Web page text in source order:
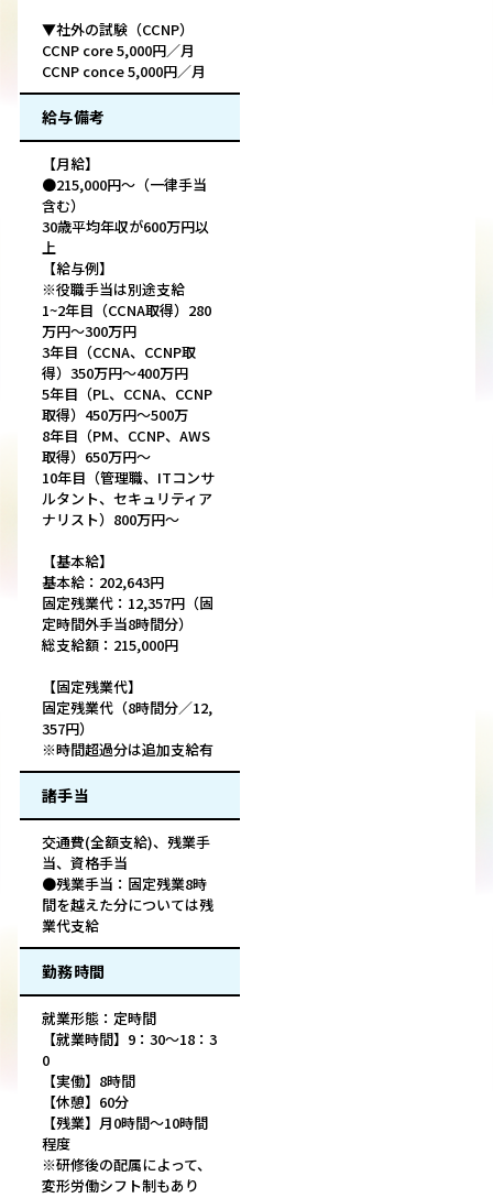
▼社外の試験（CCNP）
CCNP core 5,000円／月
CCNP conce 5,000円／月
給与備考
【月給】
●215,000円～（一律手当
含む）
30歳平均年収が600万円以
上
【給与例】
※役職手当は別途支給
1~2年目（CCNA取得）280
万円～300万円
3年目（CCNA、CCNP取
得）350万円〜400万円
5年目（PL、CCNA、CCNP
取得）450万円〜500万
8年目（PM、CCNP、AWS
取得）650万円〜
10年目（管理職、ITコンサ
ルタント、セキュリティア
ナリスト）800万円〜
【基本給】
基本給：202,643円
固定残業代：12,357円（固
定時間外手当8時間分）
総支給額：215,000円
【固定残業代】
固定残業代（8時間分／12,
357円）
※時間超過分は追加支給有
諸手当
交通費(全額支給)、残業手
当、資格手当
●残業手当：固定残業8時
間を越えた分については残
業代支給
勤務時間
就業形態：定時間
【就業時間】9：30～18：3
0
【実働】8時間
【休憩】60分
【残業】月0時間～10時間
程度
※研修後の配属によって、
変形労働シフト制もあり